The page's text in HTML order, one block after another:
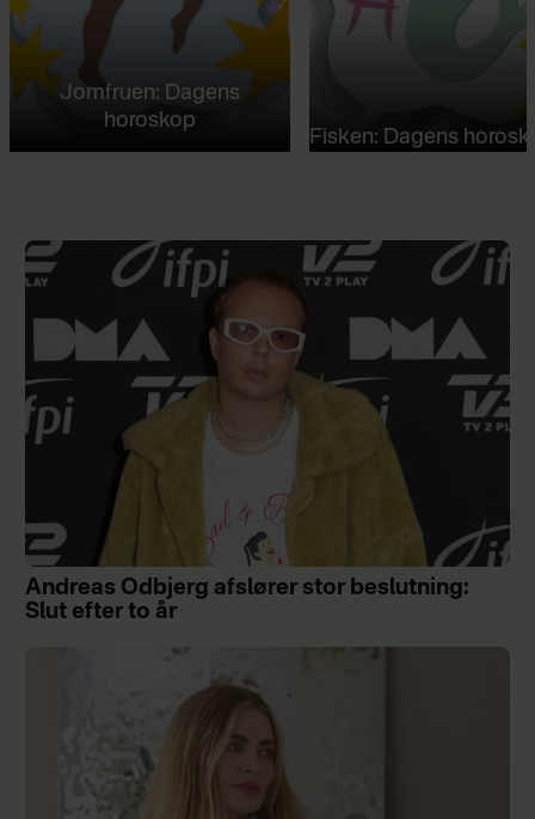
Jomfruen: Dagens
horoskop
Fisken: Dagens
Andreas Odbjerg afslører stor beslutning:
Slut efter to år